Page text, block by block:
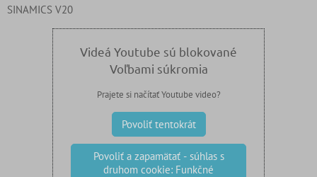
SINAMICS V20
Videá Youtube sú blokované
Voľbami súkromia
Prajete si načítať Youtube video?
Povoliť tentokrát
Povoliť a zapamätať - súhlas s
druhom cookie: Funkčné